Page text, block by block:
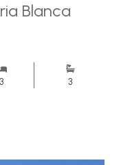
Blanca
3 3